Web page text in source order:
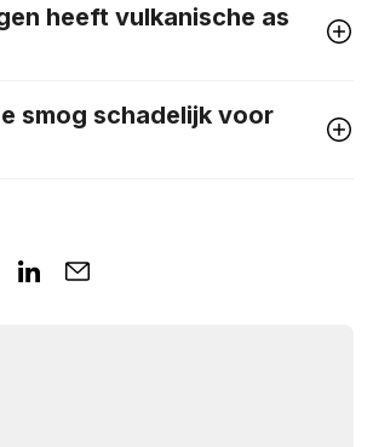
heeft vulkanische as
smog schadelijk voor